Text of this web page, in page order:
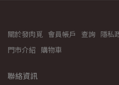
關於發肉覓 會員帳戶 查詢 隱私
門市介紹 購物車
聯絡資訊